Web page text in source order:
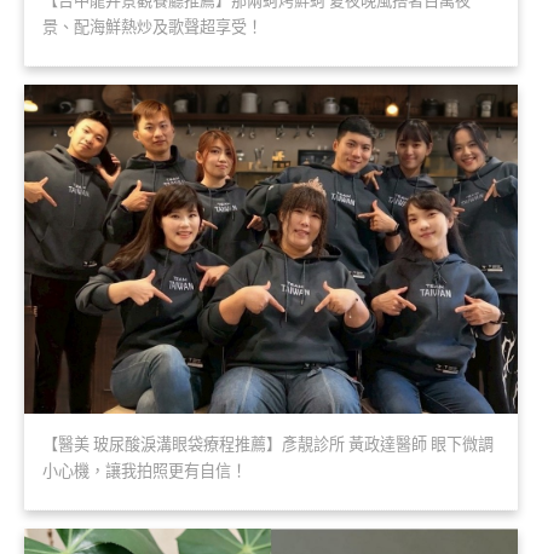
景、配海鮮熱炒及歌聲超享受！
【醫美 玻尿酸淚溝眼袋療程推薦】彥靚診所 黃政達醫師 眼下微調
小心機，讓我拍照更有自信！